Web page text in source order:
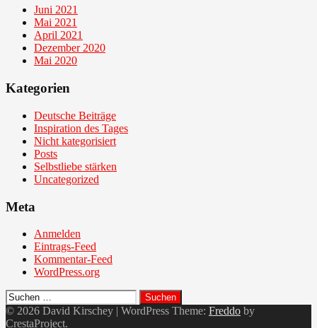
Juni 2021
Mai 2021
April 2021
Dezember 2020
Mai 2020
Kategorien
Deutsche Beiträge
Inspiration des Tages
Nicht kategorisiert
Posts
Selbstliebe stärken
Uncategorized
Meta
Anmelden
Eintrags-Feed
Kommentar-Feed
WordPress.org
Suchen
nach:
© 2026 David Kirschey | WordPress Theme: Freddo by
CrestaProject.